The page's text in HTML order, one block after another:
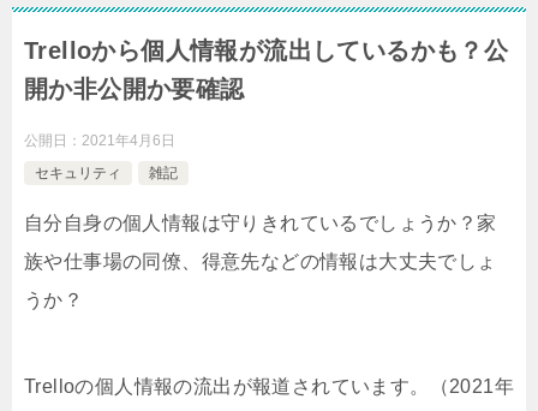
Trelloから個人情報が流出しているかも？公
開か非公開か要確認
公開日： 2021年4月6日
セキュリティ
雑記
自分自身の個人情報は守りきれているでしょうか？家
族や仕事場の同僚、得意先などの情報は大丈夫でしょ
うか？
Trelloの個人情報の流出が報道されています。（2021年